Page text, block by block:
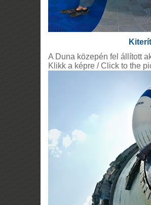
A Duna közepén fel állított
Klikk a képre / Click to the